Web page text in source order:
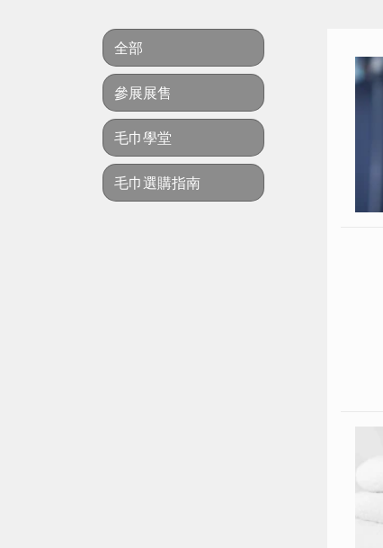
全部
參展展售
毛巾學堂
毛巾選購指南